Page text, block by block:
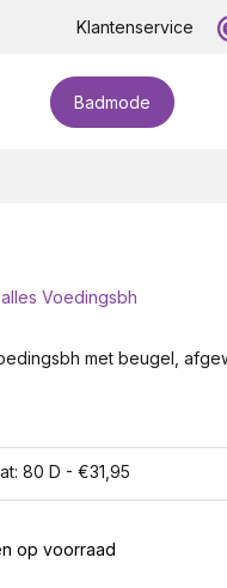
(t/m cup M)!
Klantenservice
Badmode
Voedingsbh
met beugel,
80 D - €31,95
op voorraad